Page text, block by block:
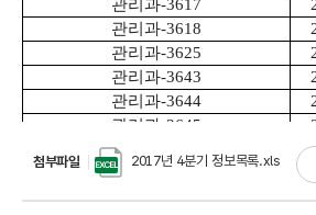
첨부파일 2017년 4분기 정보목록.xls